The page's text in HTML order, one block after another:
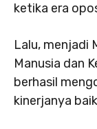
ketika era
Lalu, menjadi
Manusia dan
berhasil
kinerjanya